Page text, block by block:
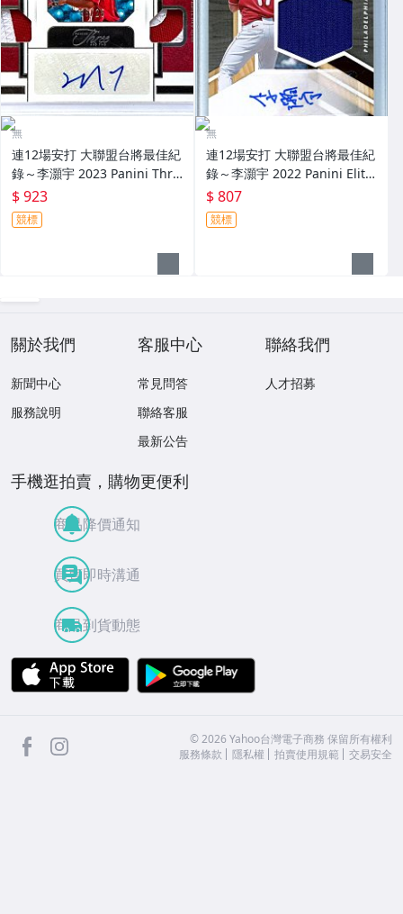
無
連12場安打 大聯盟台將最佳紀
錄～李灝宇 2023 Panini Thre
e And Two 限量25張新人原封
四球衣簽名卡 Patch～
$ 923
競標
無
連12場安打 大聯盟台將最佳紀
錄～李灝宇 2022 Panini Elite
Extra Edition 實戰球衣簽名卡
～
$ 807
競標
關於我們
新聞中心
服務說明
客服中心
常見問答
聯絡客服
最新公告
聯絡我們
人才招募
手機逛拍賣，購物更便利
商品降價通知
買賣即時溝通
商品到貨動態
APP Store
facebook ©2026 Yahoo台灣電子商務 保留所有權利
服務條款
隱私權 拍賣使用規範 交易安全